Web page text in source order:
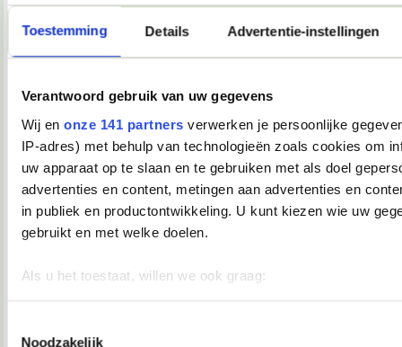
Toestemming Details Advertentie-instellingen
Verantwoord gebruik van uw gegevens
Wij en onze 141 partners verwerken je persoonlijke
IP-adres) met behulp van technologieën zoals cookies om
uw apparaat op te slaan en te gebruiken met als doel
advertenties en content, metingen aan advertenties en
in publiek en productontwikkeling. U kunt kiezen wie uw
gebruikt en met welke doelen.
Als u het toestaat, willen we ook graag:
Noodzakelijk
08-10-2007, 09:17
OMG! Keelpijn!!
__________________
♥ - I miss all the places we never went. -
08-10-2007, 09:39
Verwijderd
*keelpastille doneer*
08-10-2007, 09:39